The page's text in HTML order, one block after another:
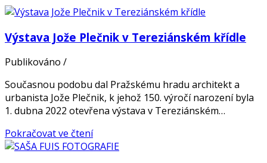
Výstava Jože Plečnik v Tereziánském křídle
Publikováno /
Současnou podobu dal Pražskému hradu architekt a
urbanista Jože Plečnik, k jehož 150. výročí narození byla
1. dubna 2022 otevřena výstava v Tereziánském…
Pokračovat ve čtení